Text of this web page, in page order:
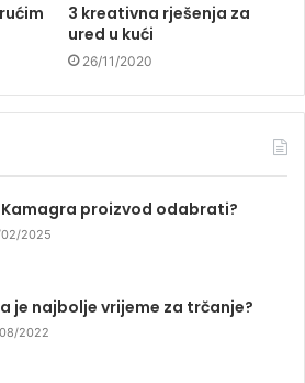
3 kreativna rješenja za
ured u kući
26/11/2020
Kamagra proizvod odabrati?
2025
je najbolje vrijeme za trčanje?
2022